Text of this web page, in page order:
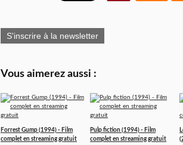
S'inscrire à la newsletter
Vous aimerez aussi :
Forrest Gump (1994) - Film
complet en streaming gratuit
Pulp fiction (1994) - Film
complet en streaming gratuit